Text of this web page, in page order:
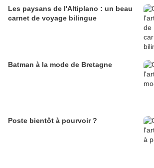
Les paysans de l'Altiplano : un beau
carnet de voyage bilingue
Batman à la mode de Bretagne
Poste bientôt à pourvoir ?